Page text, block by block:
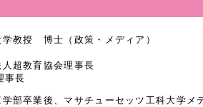
学教授 博士（政策・メディア）
超教育協会理事長
事長
部卒業後、マサチューセッツ工科大学メ